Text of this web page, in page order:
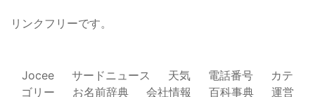
リンクフリーです。
Jocee サードニュース 天気 電話番号
カテ
ゴリー
お名前辞典 会社情報 百科事典 運営